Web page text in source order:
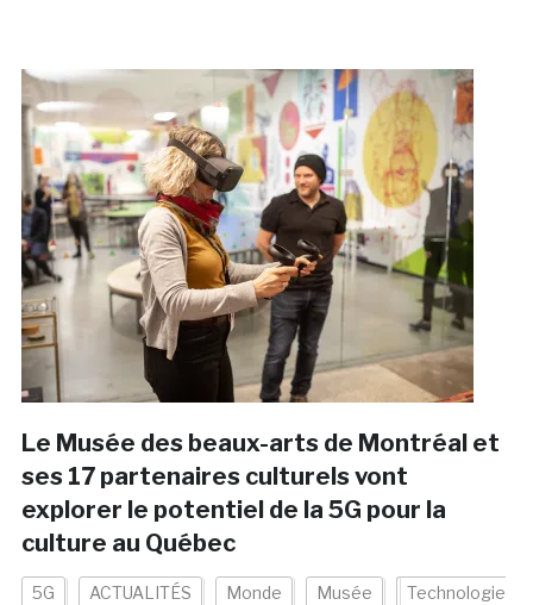
Le Musée des beaux-arts de Montréal et
ses 17 partenaires culturels vont
explorer le potentiel de la 5G pour la
culture au Québec
5G ACTUALITÉS Monde Musée Technologie